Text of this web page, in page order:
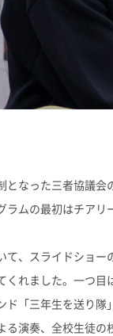
となった三者協議会
ラムの最初はチアリ
て、スライドショー
くれました。一つ
ド「三年生を送り隊
る演奏、全校生徒の